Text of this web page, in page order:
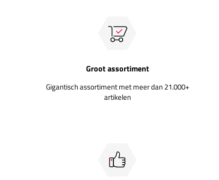
Groot assortiment
Gigantisch assortiment met meer dan 21.000+
artikelen